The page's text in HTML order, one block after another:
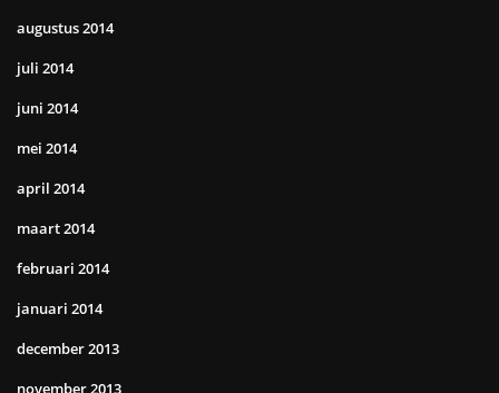
augustus 2014
juli 2014
juni 2014
mei 2014
april 2014
maart 2014
februari 2014
januari 2014
december 2013
november 2013